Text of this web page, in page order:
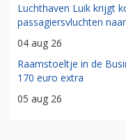
Luchthaven Luik krijgt
passagiersvluchten
04 aug 26
Raamstoeltje in de
170 euro extra
05 aug 26